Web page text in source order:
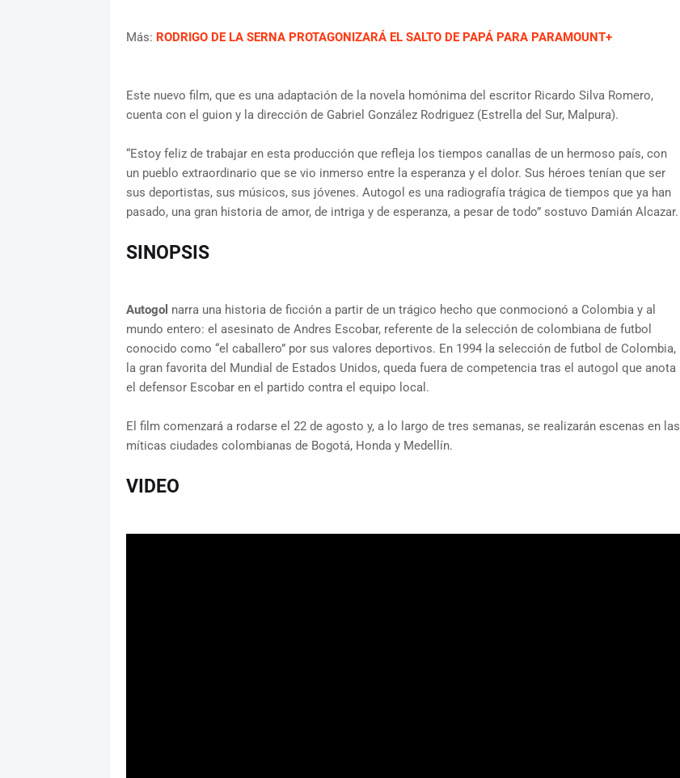
Más: RODRIGO DE LA SERNA PROTAGONIZARÁ EL SALTO DE PAPÁ PARA PARAMOUNT+
Este nuevo film, que es una adaptación de la novela homónima del escritor Ricardo Silva Romero,
cuenta con el guion y la dirección de Gabriel González Rodriguez (Estrella del Sur, Malpura).
“Estoy feliz de trabajar en esta producción que refleja los tiempos canallas de un hermoso país, con
un pueblo extraordinario que se vio inmerso entre la esperanza y el dolor. Sus héroes tenían que ser
sus deportistas, sus músicos, sus jóvenes. Autogol es una radiografía trágica de tiempos que ya han
pasado, una gran historia de amor, de intriga y de esperanza, a pesar de todo” sostuvo Damián Alcazar.
SINOPSIS
Autogol narra una historia de ficción a partir de un trágico hecho que conmocionó a Colombia y al
mundo entero: el asesinato de Andres Escobar, referente de la selección de colombiana de futbol
conocido como “el caballero” por sus valores deportivos. En 1994 la selección de futbol de Colombia,
la gran favorita del Mundial de Estados Unidos, queda fuera de competencia tras el autogol que anota
el defensor Escobar en el partido contra el equipo local.
El film comenzará a rodarse el 22 de agosto y, a lo largo de tres semanas, se realizarán escenas en las
míticas ciudades colombianas de Bogotá, Honda y Medellín.
VIDEO